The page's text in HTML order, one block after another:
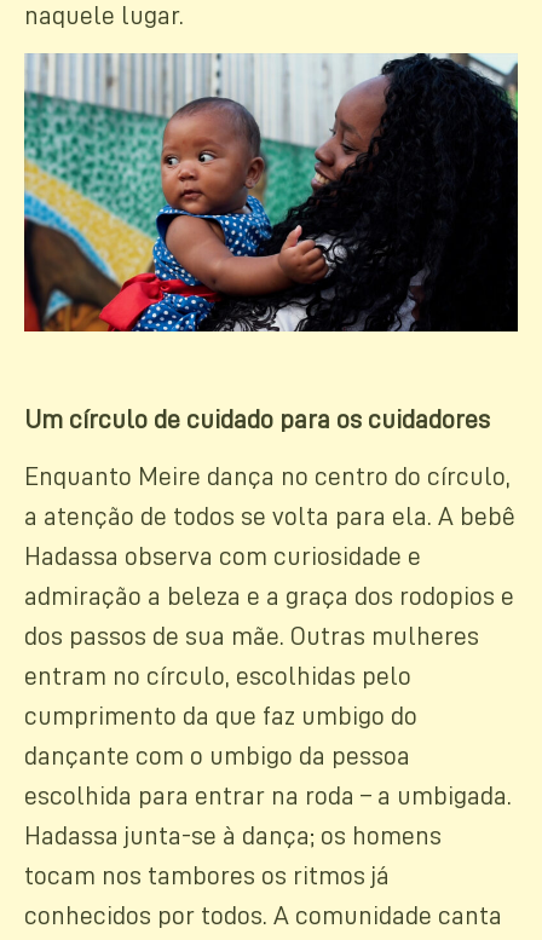
naquele lugar.
Um círculo de cuidado para os cuidadores
Enquanto Meire dança no centro do círculo,
a atenção de todos se volta para ela. A bebê
Hadassa observa com curiosidade e
admiração a beleza e a graça dos rodopios e
dos passos de sua mãe. Outras mulheres
entram no círculo, escolhidas pelo
cumprimento da que faz umbigo do
dançante com o umbigo da pessoa
escolhida para entrar na roda – a umbigada.
Hadassa junta-se à dança; os homens
tocam nos tambores os ritmos já
conhecidos por todos. A comunidade canta